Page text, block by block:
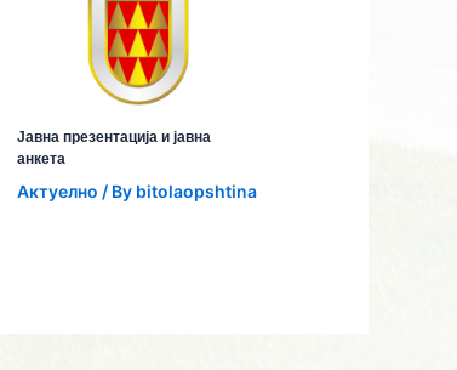
Јавна презентација и јавна
анкета
Aктуелно / By bitolaopshtina